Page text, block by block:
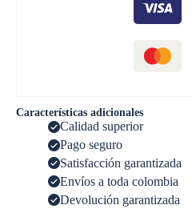
Características adicionales
Calidad superior
Pago seguro
Satisfacción garantizada
Envíos a toda colombia
Devolución garantizada